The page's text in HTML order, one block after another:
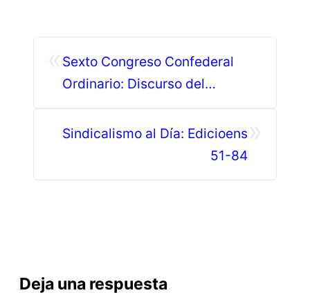
Sexto Congreso Confederal
Ordinario: Discurso del
Sindicalismo al Día: Edicioens
51-84
Deja una respuesta